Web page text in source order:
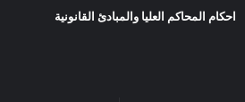
احكام المحاكم العليا والمبادئ القانونية